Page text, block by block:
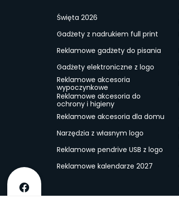
Święta 2026
Gadżety z nadrukiem full print
Reklamowe gadżety do pisania
Gadżety elektroniczne z logo
Reklamowe akcesoria
wypoczynkowe
Reklamowe akcesoria do
ochrony i higieny
Reklamowe akcesoria dla domu
Narzędzia z własnym logo
Reklamowe pendrive USB z logo
Reklamowe kalendarze 2027